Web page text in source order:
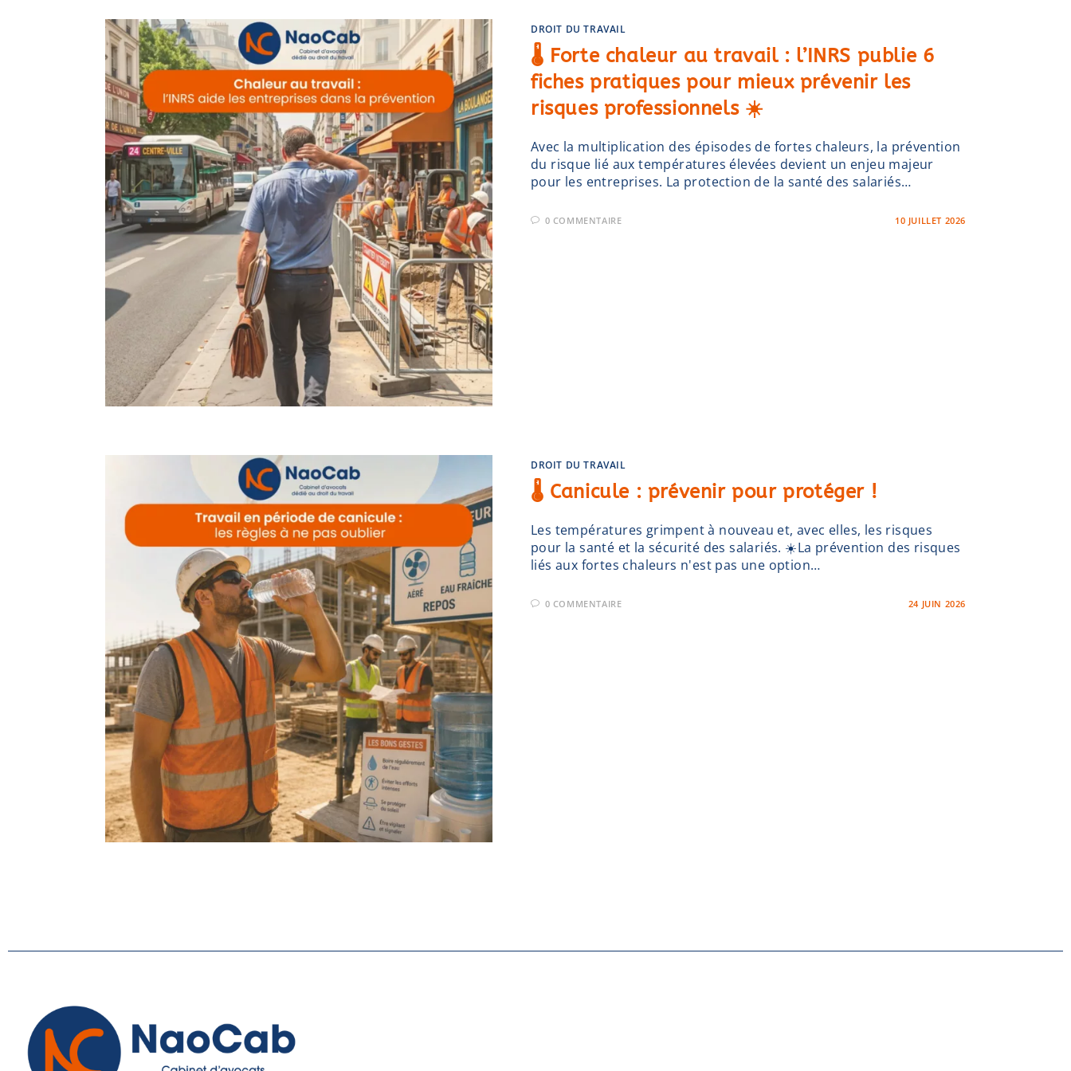
DROIT DU TRAVAIL
🌡️ Forte chaleur au travail : l’INRS publie 6
fiches pratiques pour mieux prévenir les
risques professionnels ☀️
Avec la multiplication des épisodes de fortes chaleurs, la prévention
du risque lié aux températures élevées devient un enjeu majeur
pour les entreprises. La protection de la santé des salariés…
0 COMMENTAIRE 10 JUILLET 2026
DROIT DU TRAVAIL
🌡️ Canicule : prévenir pour protéger !
Les températures grimpent à nouveau et, avec elles, les risques
pour la santé et la sécurité des salariés. ☀️La prévention des risques
liés aux fortes chaleurs n'est pas une option…
0 COMMENTAIRE 24 JUIN 2026